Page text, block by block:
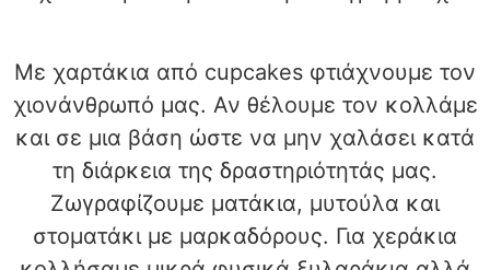
Με χαρτάκια από cupcakes φτιάχνουμε τον
χιονάνθρωπό μας. Αν θέλουμε τον κολλάμε
και σε μια βάση ώστε να μην χαλάσει κατά
τη διάρκεια της δραστηριότητάς μας.
Ζωγραφίζουμε ματάκια, μυτούλα και
στοματάκι με μαρκαδόρους. Για χεράκια